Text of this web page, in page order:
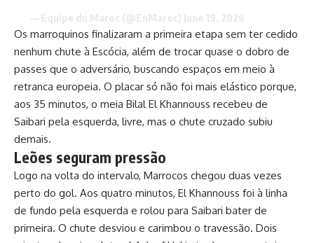
Os marroquinos finalizaram a primeira etapa sem ter cedido
nenhum chute à Escócia, além de trocar quase o dobro de
passes que o adversário, buscando espaços em meio à
retranca europeia. O placar só não foi mais elástico porque,
aos 35 minutos, o meia Bilal El Khannouss recebeu de
Saibari pela esquerda, livre, mas o chute cruzado subiu
demais.
Leões seguram pressão
Logo na volta do intervalo, Marrocos chegou duas vezes
perto do gol. Aos quatro minutos, El Khannouss foi à linha
de fundo pela esquerda e rolou para Saibari bater de
primeira. O chute desviou e carimbou o travessão. Dois